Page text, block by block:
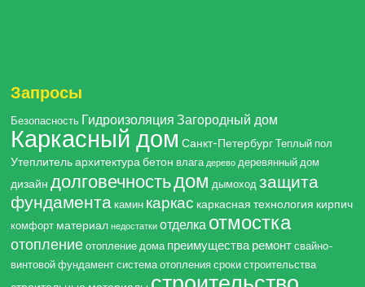
Запросы
Безопасность Гидроизоляция Загородный дом
Каркасный дом Санкт-Петербург Теплый пол
Утеплительархитектура бетон влага дерево деревянный дом
дизайн долговечностьдом дымоход защита
фундамента камин каркас каркасная технология кирпич
комфорт материал недостатки отделка отмостка
отопление отопление дома преимущества ремонт свайно-
винтовой фундамент система отопления сроки строительства